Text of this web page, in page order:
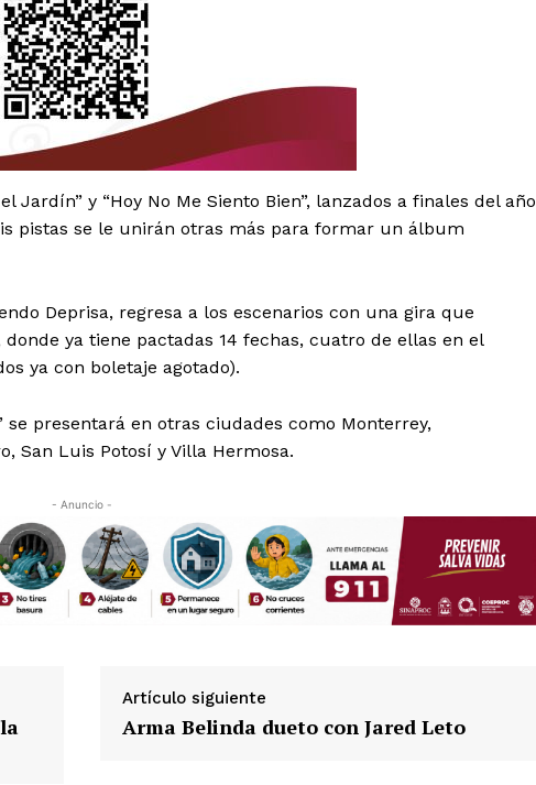
Jardín” y “Hoy No Me Siento Bien”, lanzados a finales del año
pistas se le unirán otras más para formar un álbum
Deprisa, regresa a los escenarios con una gira que
ya tiene pactadas 14 fechas, cuatro de ellas en el
ya con boletaje agotado).
presentará en otras ciudades como Monterrey,
San Luis Potosí y Villa Hermosa.
- Anuncio -
Artículo siguiente
Arma Belinda dueto con Jared Leto